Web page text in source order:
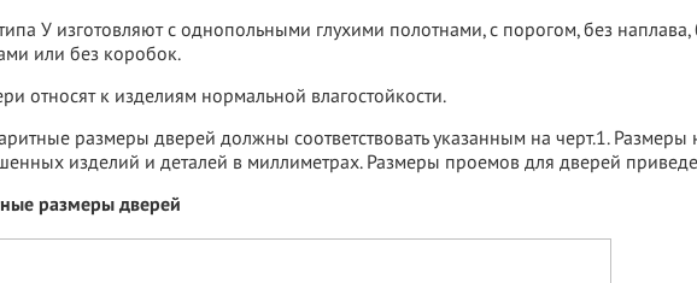
У изготовляют с однопольными глухими полотнами, с порогом, без
или без коробок.
относят к изделиям нормальной влагостойкости.
размеры дверей должны соответствовать указанным на черт.1. Размеры
изделий и деталей в миллиметрах. Размеры проемов для дверей
размеры дверей